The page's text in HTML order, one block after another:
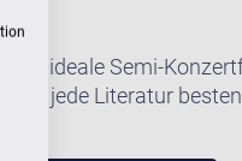
der ideale Semi-
für jede Literatur